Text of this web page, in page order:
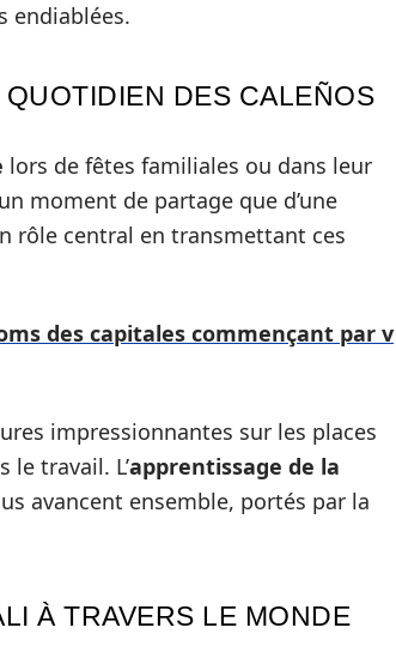
endiablées.
DES CALEÑOS
lors de fêtes familiales ou dans leur
moment de partage que d’une
rôle central en transmettant ces
des capitales commençant par v
impressionnantes sur les places
le travail. L’apprentissage de la
avancent ensemble, portés par la
À TRAVERS LE MONDE